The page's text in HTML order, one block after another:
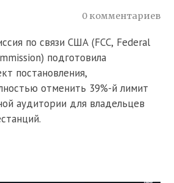
0 комментариев
по связи США (FCC, Federal
подготовила
постановления,
отменить 39%-й лимит
аудитории для владельцев